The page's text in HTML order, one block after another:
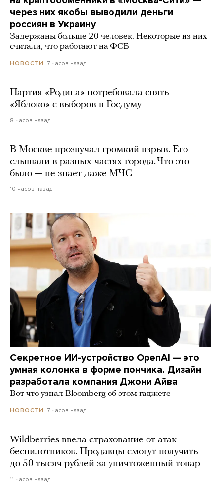
через них якобы выводили деньги
россиян в Украину
Задержаны больше 20 человек. Некоторые из них
считали, что работают на ФСБ
НОВОСТИ 7 часов назад
Партия «Родина» потребовала снять
«Яблоко» с выборов в Госдуму
8 часов назад
В Москве прозвучал громкий взрыв. Его
слышали в разных частях города. Что это
было — не знает даже МЧС
10 часов назад
Секретное ИИ-устройство OpenAI — это
умная колонка в форме пончика. Дизайн
разработала компания Джони Айва
Вот что узнал Bloomberg об этом гаджете
НОВОСТИ 7 часов назад
Wildberries ввела страхование от атак
беспилотников. Продавцы смогут получить
до 50 тысяч рублей за уничтоженный товар
11 часов назад